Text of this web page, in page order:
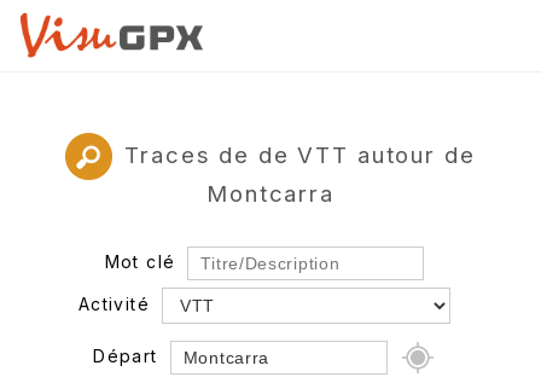
Traces de de VTT autour de
Montcarra
Mot clé
Activité
Départ